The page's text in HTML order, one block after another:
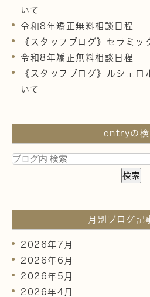
いて
令和8年矯正無料相談日程
《スタッフブログ》セラミッ
令和8年矯正無料相談日程
《スタッフブログ》ルシェロ
いて
entryの検
月別ブログ記
2026年7月
2026年6月
2026年5月
2026年4月